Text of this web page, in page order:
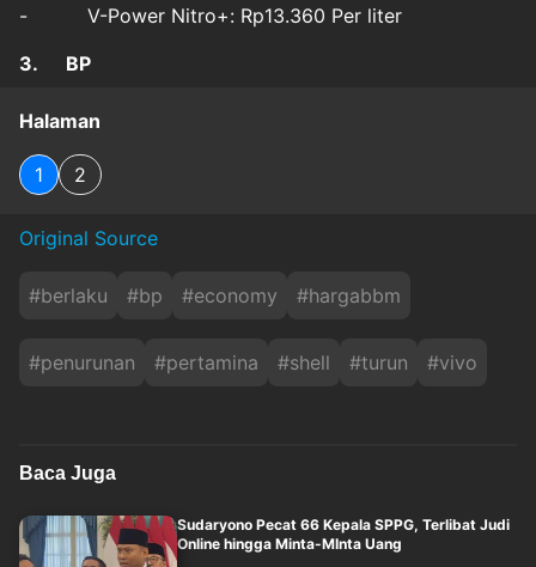
- V-Power Nitro+: Rp13.360 Per liter
3. BP
Halaman
1 2
Original Source
#berlaku #bp #economy #hargabbm
#penurunan #pertamina #shell #turun #vivo
Baca Juga
Sudaryono Pecat 66 Kepala SPPG, Terlibat Judi
Online hingga Minta-MInta Uang